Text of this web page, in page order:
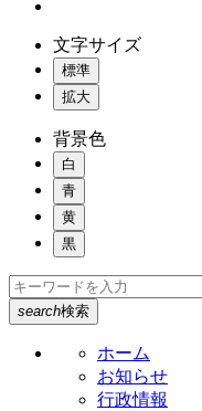
文字サイズ
標準
拡大
背景色
白
青
黄
黒
search検索
ホーム
お知らせ
行政情報